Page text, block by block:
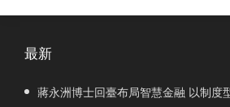
最新
蔣永洲博士回臺布局智慧金融 以制度